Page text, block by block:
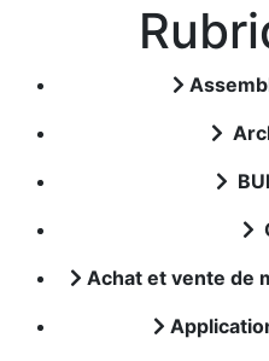
Achat et vente de